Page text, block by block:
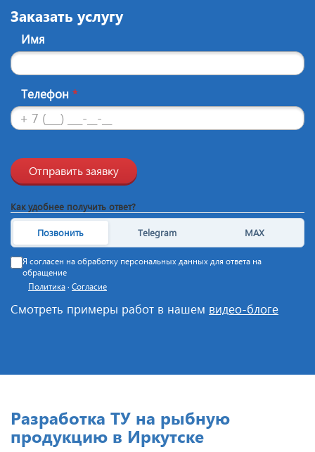
Заказать услугу
Имя
Телефон *
Отправить заявку
Как удобнее получить ответ?
Позвонить Telegram MAX
Я согласен на обработку персональных данных для ответа на
обращение
Политика · Согласие
Смотреть примеры работ в нашем видео-блоге
Разработка ТУ на рыбную
продукцию в Иркутске